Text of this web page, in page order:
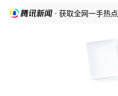
· 获取全网一手热点